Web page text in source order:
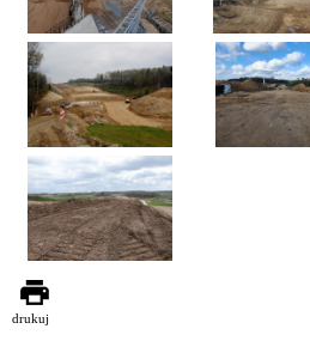
drukuj